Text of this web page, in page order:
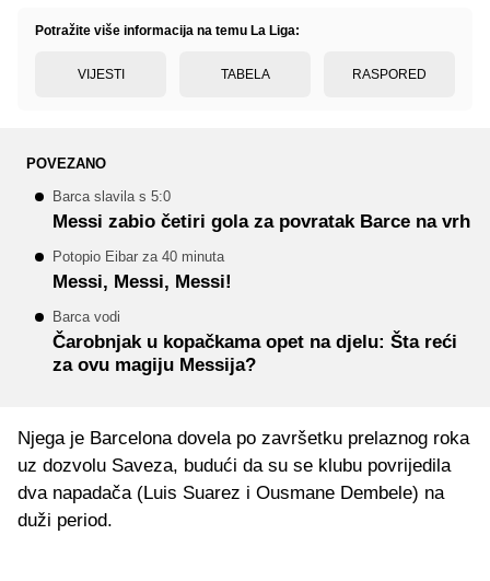
Potražite više informacija na temu La Liga:
VIJESTI TABELA RASPORED
POVEZANO
Barca slavila s 5:0
Messi zabio četiri gola za povratak Barce na vrh
Potopio Eibar za 40 minuta
Messi, Messi, Messi!
Barca vodi
Čarobnjak u kopačkama opet na djelu: Šta reći
za ovu magiju Messija?
Njega je Barcelona dovela po završetku prelaznog roka
uz dozvolu Saveza, budući da su se klubu povrijedila
dva napadača (Luis Suarez i Ousmane Dembele) na
duži period.